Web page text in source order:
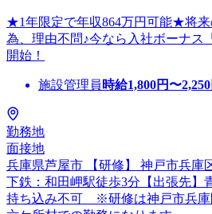
★1年限定で年収864万円可能★将
為、理由不問♪今なら入社ボーナス
開始！
施設管理員 時給1,800円〜2,250
勤務地
面接地
兵庫県芦屋市 【研修】 神戸市兵
下鉄：和田岬駅徒歩3分【出張先
持ち込み不可 ※研修は神戸市兵庫